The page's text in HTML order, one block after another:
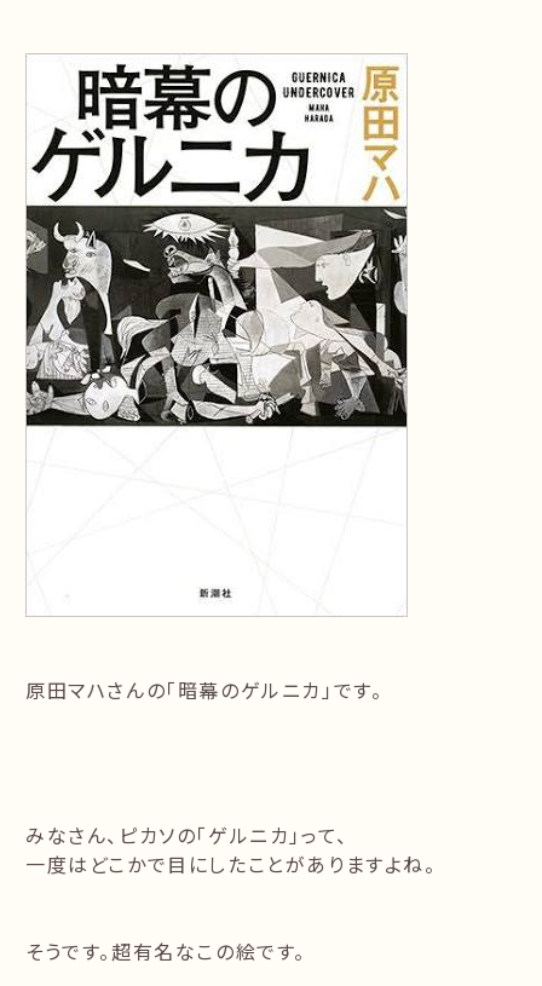
原田マハさんの「暗幕のゲルニカ」です。
みなさん、ピカソの「ゲルニカ」って、
一度はどこかで目にしたことがありますよね。
そうです。超有名なこの絵です。